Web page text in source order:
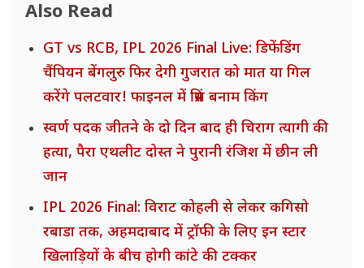
Also Read
GT vs RCB, IPL 2026 Final Live: डिफेंडिंग
चैंपियन बेंगलुरु फिर देगी गुजरात को मात या गिल
करेंगे पलटवार! फाइनल में प्रिंस बनाम किंग
स्वर्ण पदक जीतने के दो दिन बाद ही चिराग त्यागी की
हत्या, पैरा एथलीट दोस्त ने पुरानी रंजिश में छीन ली
जान
IPL 2026 Final: विराट कोहली से लेकर कगिसो
रबाडा तक, अहमदाबाद में ट्रॉफी के लिए इन स्टार
खिलाड़ियों के बीच होगी कांटे की टक्कर